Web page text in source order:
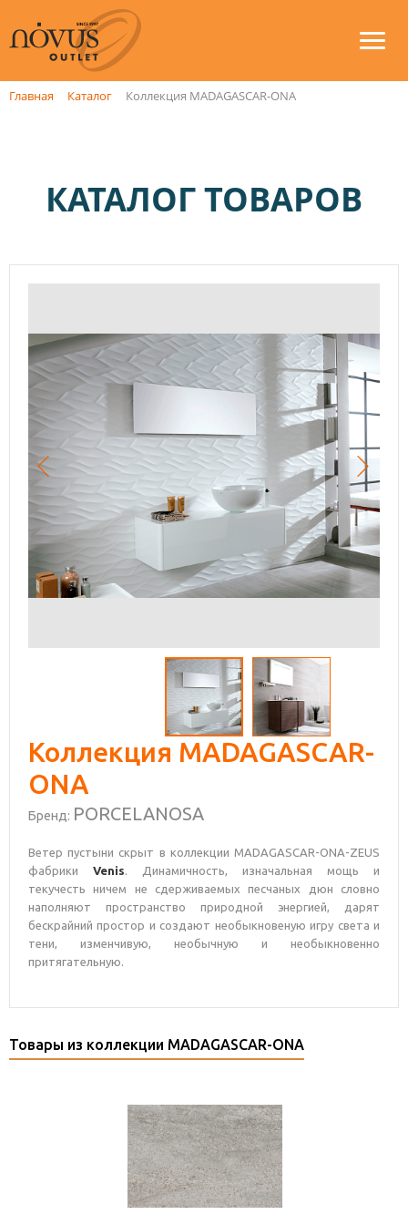
Главная Каталог Коллекция MADAGASCAR-ONA
КАТАЛОГ ТОВАРОВ
Коллекция MADAGASCAR-
ONA
Бренд: PORCELANOSA
Ветер пустыни скрыт в коллекции MADAGASCAR-ONA-ZEUS
фабрики Venis. Динамичность, изначальная мощь и
текучесть ничем не сдерживаемых песчаных дюн словно
наполняют пространство природной энергией, дарят
бескрайний простор и создают необыкновеную игру света и
тени, изменчивую, необычную и необыкновенно
притягательную.
Товары из коллекции MADAGASCAR-ONA